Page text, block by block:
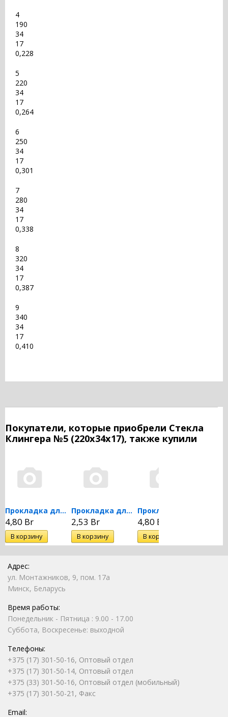
4
190
34
17
0,228
5
220
34
17
0,264
6
250
34
17
0,301
7
280
34
17
0,338
8
320
34
17
0,387
9
340
34
17
0,410
Покупатели, которые приобрели Стекла
Клингера №5 (220х34х17), также купили
Прокладка для указателей...
4,80 Br
Прокладка для указателей...
2,53 Br 4,80 Br
Адрес:
ул. Монтажников, 9, пом. 17а
Минск, Беларусь
Время работы:
Понедельник - Пятница : 9.00 - 17.00
Суббота, Воскресенье: выходной
Телефоны:
+375 (17) 301-50-16, Оптовый отдел
+375 (17) 301-50-14, Оптовый отдел
+375 (33) 301-50-16, Оптовый отдел (мобильный)
+375 (17) 301-50-21, Факс
Email: